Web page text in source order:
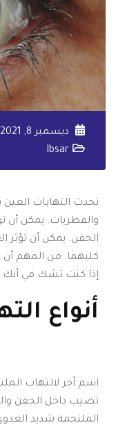
ديسمبر 8, 2021
Ibsar
تحدث التهابات العين
والفطريات. يمكن أن
الجفن. يمكن أن تؤثر
كليهما. من المهم
إذا كنت تشك في أنك
أنواع
اسم آخر لالتهاب
تصيب داخل الجفن
الملتحمة شديد